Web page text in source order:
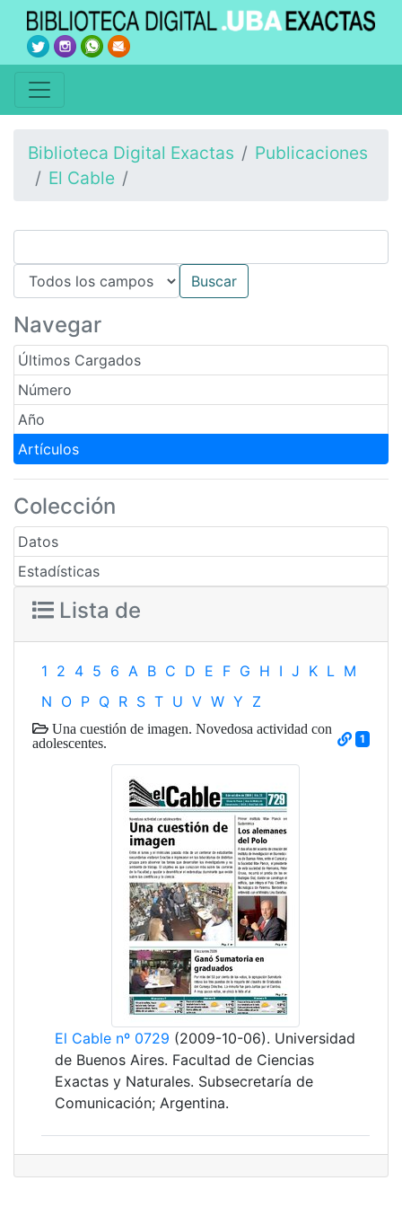
Biblioteca Digital Exactas
Publicaciones
El Cable
Navegar
Últimos Cargados
Número
Año
Artículos
Colección
Datos
Estadísticas
Lista de
1 2 4 5 6 A B C D E F G H I J K L M
N O P Q R S T U V W Y Z
Una cuestión de imagen. Novedosa actividad con
adolescentes.
1
El Cable nº 0729 (2009-10-06). Universidad
de Buenos Aires. Facultad de Ciencias
Exactas y Naturales. Subsecretaría de
Comunicación; Argentina.